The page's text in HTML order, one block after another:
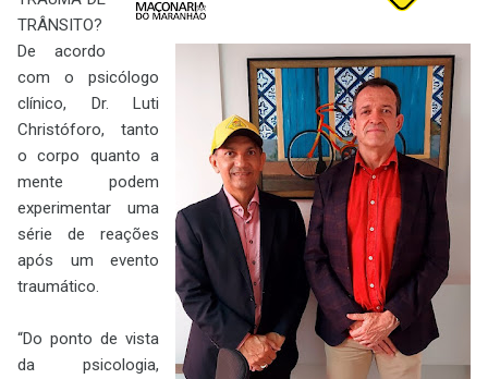
TRÂNSITO?
De acordo
com o psicólogo
clínico, Dr. Luti
Christóforo, tanto
o corpo quanto a
mente podem
experimentar uma
série de reações
após um evento
traumático.
“Do ponto de vista
da psicologia,